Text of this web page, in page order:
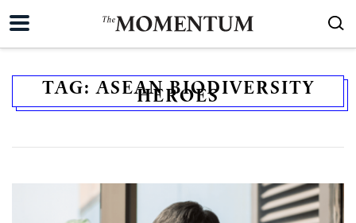
TAG:ASEAN BIODIVERSITY
HEROES